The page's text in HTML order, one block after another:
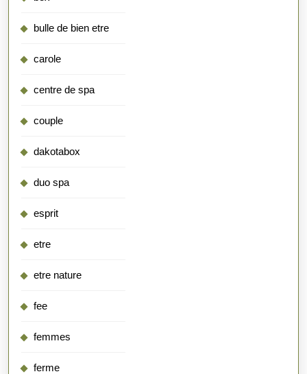
bulle de bien etre
carole
centre de spa
couple
dakotabox
duo spa
esprit
etre
etre nature
fee
femmes
ferme